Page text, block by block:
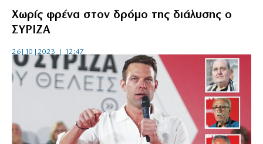
Χωρίς φρένα στον δρόμο της διάλυσης ο
ΣΥΡΙΖΑ
26|10|2023 | 12:47